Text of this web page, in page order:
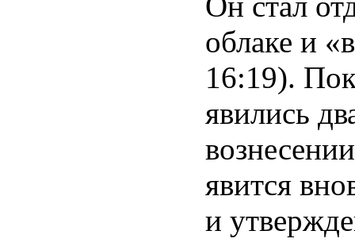
облаке и
16:19).
явились
явится
и